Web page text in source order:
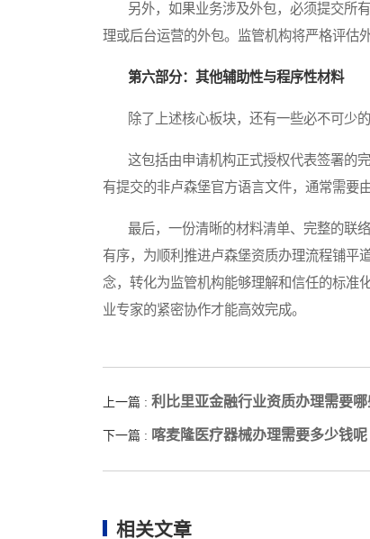
另外，如果业务涉及外包，必须提交所有
理或后台运营的外包。监管机构将严格评估
第六部分：其他辅助性与程序性材料
除了上述核心板块，还有一些必不可少的
这包括由申请机构正式授权代表签署的完
有提交的非卢森堡官方语言文件，通常需要
最后，一份清晰的材料清单、完整的联络
有序，为顺利推进卢森堡资质办理流程铺平
念，转化为监管机构能够理解和信任的标准
业专家的紧密协作才能高效完成。
上一篇 : 利比里亚金融行业资质办理需要
下一篇 : 喀麦隆医疗器械办理需要多少钱呢
相关文章